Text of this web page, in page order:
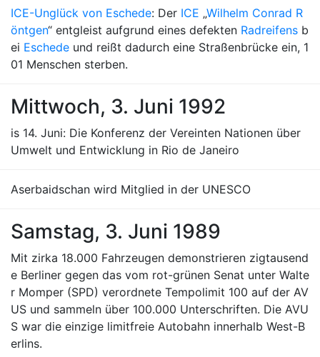
ICE-Unglück von Eschede: Der ICE „Wilhelm Conrad R
öntgen“ entgleist aufgrund eines defekten Radreifens b
ei Eschede und reißt dadurch eine Straßenbrücke ein, 1
01 Menschen sterben.
Mittwoch, 3. Juni 1992
is 14. Juni: Die Konferenz der Vereinten Nationen über
Umwelt und Entwicklung in Rio de Janeiro
Aserbaidschan wird Mitglied in der UNESCO
Samstag, 3. Juni 1989
Mit zirka 18.000 Fahrzeugen demonstrieren zigtausend
e Berliner gegen das vom rot-grünen Senat unter Walte
r Momper (SPD) verordnete Tempolimit 100 auf der AV
US und sammeln über 100.000 Unterschriften. Die AVU
S war die einzige limitfreie Autobahn innerhalb West-B
erlins.